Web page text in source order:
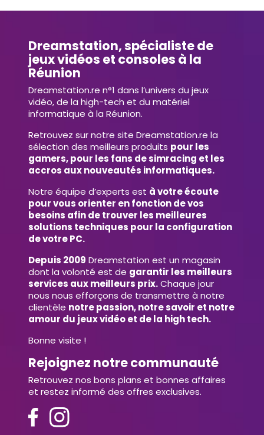
Dreamstation, spécialiste de
jeux vidéos et consoles à la
Réunion
Dreamstation.re n°1 dans l’univers du jeux
vidéo, de la high-tech et du matériel
informatique à la Réunion.
Retrouvez sur notre site Dreamstation.re la
sélection des meilleurs produits pour les
gamers, pour les fans de simracing et les
accros aux nouveautés informatiques.
Notre équipe d’experts est à votre écoute
pour vous orienter en fonction de vos
besoins afin de trouver les meilleures
solutions techniques pour la configuration
de votre PC.
Depuis 2009 Dreamstation est un magasin
dont la volonté est de garantir les meilleurs
services aux meilleurs prix.Chaque jour
nous nous efforçons de transmettre à notre
clientèle notre passion, notre savoir et notre
amour du jeux vidéo et de la high tech.
Bonne visite !
Rejoignez notre communauté
Retrouvez nos bons plans et bonnes affaires
et restez informé des offres exclusives.